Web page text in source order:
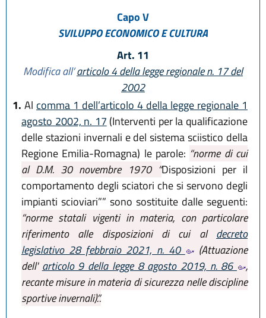
Capo V
SVILUPPO ECONOMICO E CULTURA
Art. 11
Modifica all’articolo 4 della legge regionale n. 17 del
2002
1. Al comma 1 dell’articolo 4 della legge regionale 1
agosto 2002, n. 17 (Interventi per la qualificazione
delle stazioni invernali e del sistema sciistico della
Regione Emilia-Romagna) le parole: “norme di cui
al D.M. 30 novembre 1970 “Disposizioni per il
comportamento degli sciatori che si servono degli
impianti scioviari”” sono sostituite dalle seguenti:
“norme statali vigenti in materia, con particolare
riferimento alle disposizioni di cui al decreto
legislativo 28 febbraio 2021, n. 40
(Attuazione
dell' articolo 9 della legge 8 agosto 2019, n. 86
,
recante misure in materia di sicurezza nelle discipline
sportive invernali).”.